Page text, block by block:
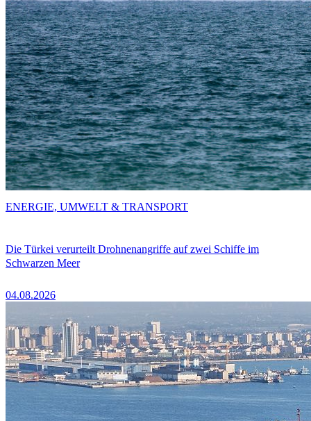
Die Türkei verurteilt Drohnenangriffe auf zwei Schiffe im
Schwarzen Meer
04.08.2026
ENERGIE, UMWELT & TRANSPORT